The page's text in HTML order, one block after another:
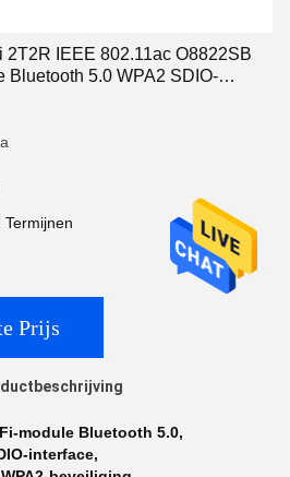
2T2R IEEE 802.11ac O8822SB
Bluetooth 5.0 WPA2 SDIO-
Termijnen
Prijs
module Bluetooth 5.0,
interface,